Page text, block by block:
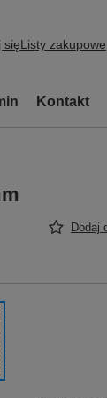
sięListy zakupowe
Kontakt
Dodaj